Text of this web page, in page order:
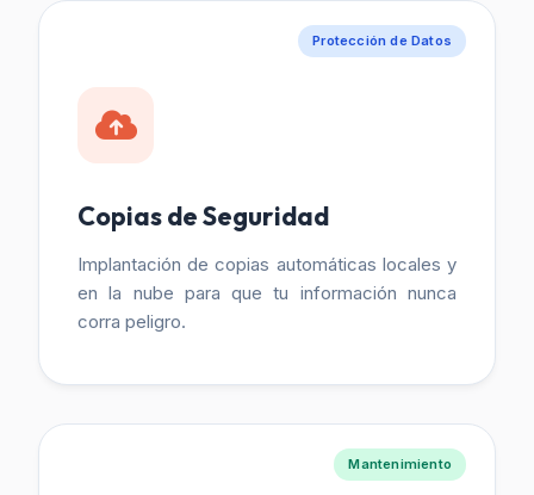
Protección de Datos
Copias de Seguridad
Implantación de copias automáticas locales y
en la nube para que tu información nunca
corra peligro.
Mantenimiento